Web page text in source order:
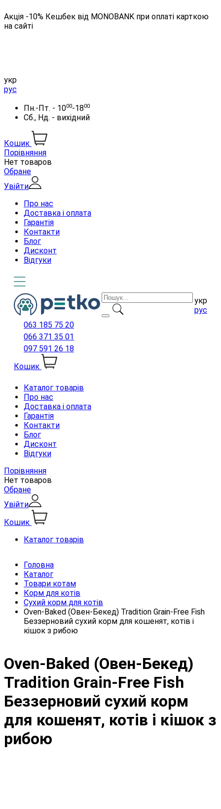
Акція -10% Кешбек від MONOBANK при оплаті карткою
на сайті
укр
рус
Пн.-Пт. - 1000-1800
Сб., Нд. - вихідний
Кошик
Порівняння
Нет товаров
Обране
Увійти
Про нас
Доставка і оплата
Гарантія
Контакти
Блог
Дисконт
Відгуки
укр
рус
063 185 75 20
066 371 35 01
097 591 26 18
Кошик
Каталог товарів
Про нас
Доставка і оплата
Гарантія
Контакти
Блог
Дисконт
Відгуки
Порівняння
Нет товаров
Обране
Увійти
Кошик
Каталог товарів
Головна
Каталог
Товари котам
Корм для котів
Сухий корм для котів
Oven-Baked (Овен-Бекед) Tradition Grain-Free Fish
Беззерновий сухий корм для кошенят, котів і
кішок з рибою
Oven-Baked (Овен-Бекед)
Tradition Grain-Free Fish
Беззерновий сухий корм
для кошенят, котів і кішок з
рибою